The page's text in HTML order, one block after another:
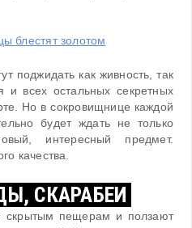
поджидать как живность, так
и всех остальных секретных
Но в сокровищнице каждой
будет ждать не только
интересный предмет.
качества.
СКАРАБЕИ
скрытым пещерам и ползают